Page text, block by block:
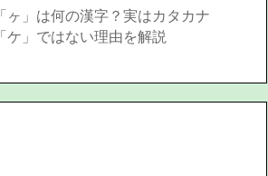
「ヶ」は何の漢字？実はカタカナ
「ケ」ではない理由を解説